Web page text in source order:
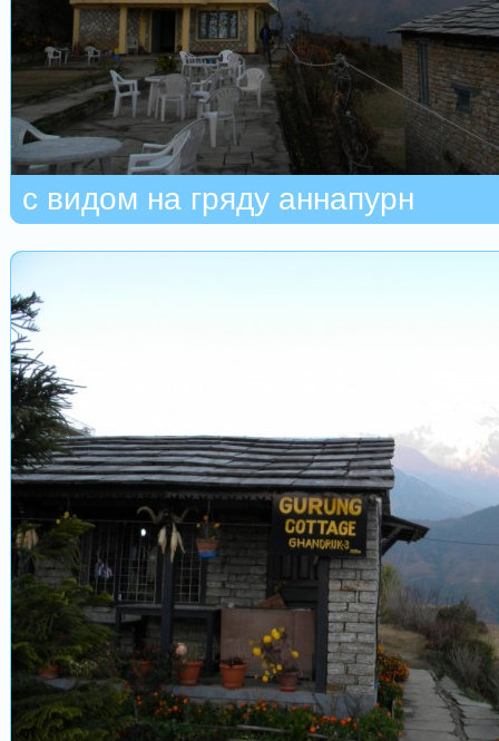
с видом на гряду аннапурн